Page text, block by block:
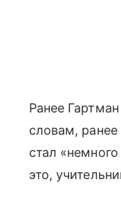
Ранее
словам,
стал
это,